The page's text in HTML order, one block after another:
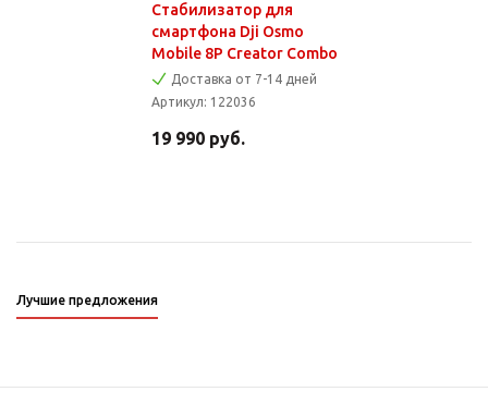
Стабилизатор для
смартфона Dji Osmo
Mobile 8P Creator Combo
Доставка от 7-14 дней
Артикул: 122036
19 990 руб.
Лучшие предложения